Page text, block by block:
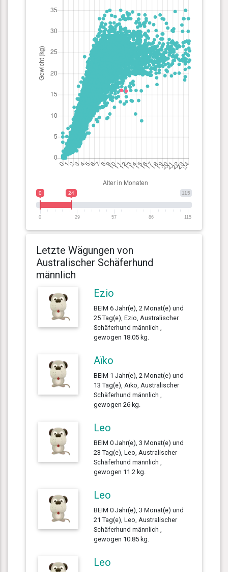
115
0 24
0 29 57 86 115
Letzte Wägungen von
Australischer Schäferhund
männlich
Ezio
BEIM 6 Jahr(e), 2 Monat(e) und
25 Tag(e), Ezio, Australischer
Schäferhund männlich ,
gewogen 18.05 kg.
Aïko
BEIM 1 Jahr(e), 2 Monat(e) und
13 Tag(e), Aïko, Australischer
Schäferhund männlich ,
gewogen 26 kg.
Leo
BEIM 0 Jahr(e), 3 Monat(e) und
23 Tag(e), Leo, Australischer
Schäferhund männlich ,
gewogen 11.2 kg.
Leo
BEIM 0 Jahr(e), 3 Monat(e) und
21 Tag(e), Leo, Australischer
Schäferhund männlich ,
gewogen 10.85 kg.
Leo